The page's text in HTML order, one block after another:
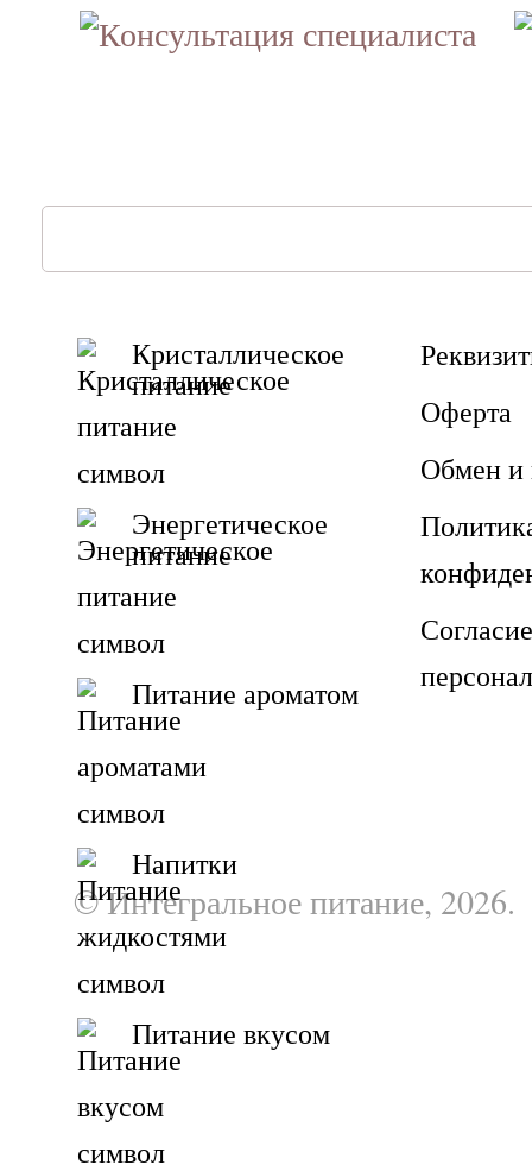
Кристаллическое
питание
Энергетическое
питание
Питание ароматом
Напитки
Питание вкусом
Оферта
Обмен и
© Интегральное питание, 2026.